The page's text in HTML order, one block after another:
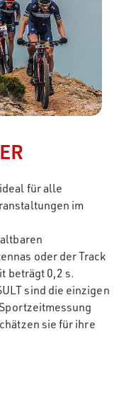
für alle
im
oder der Track
beträgt 0,2 s.
sind die einzigen
sie für ihre